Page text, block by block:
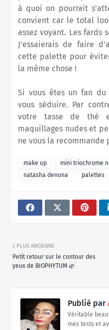
à quoi on pourrait
convient car le total
assez voyant. Les fards
J'essaierais de faire
cette palette pour
la même chose !
Si vous êtes un fan
vous séduire. Par
votre tasse de thé
maquillages nudes et
ne vous la recommande
make up
mini triochrome
natasha denona
palettes
PLUS ANCIENNE
Petit retour sur le contour des
yeux de BIOPHYTUM 🌿
Publié par
Véritable
mes tests et